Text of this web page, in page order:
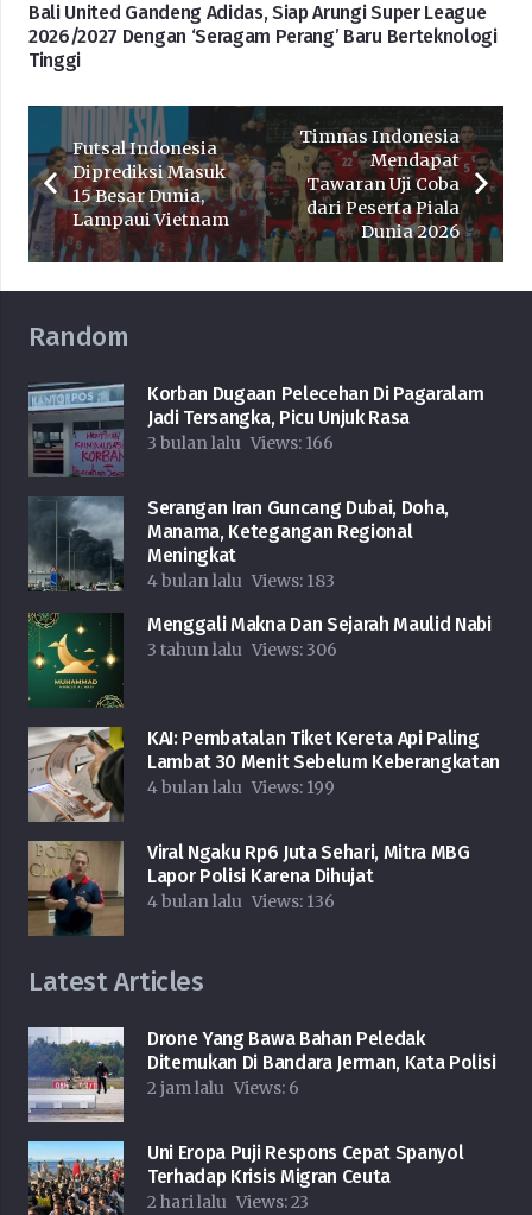
Bali United Gandeng Adidas, Siap Arungi Super League
2026/2027 Dengan ‘Seragam Perang’ Baru Berteknologi
Tinggi
Futsal Indonesia
Diprediksi Masuk
15 Besar Dunia,
Lampaui Vietnam
Timnas Indonesia
Mendapat
Tawaran Uji Coba
dari Peserta Piala
Dunia 2026
Random
Korban Dugaan Pelecehan Di Pagaralam
Jadi Tersangka, Picu Unjuk Rasa
3 bulan lalu Views: 166
Serangan Iran Guncang Dubai, Doha,
Manama, Ketegangan Regional
Meningkat
4 bulan lalu Views: 183
Menggali Makna Dan Sejarah Maulid Nabi
3 tahun lalu Views: 306
KAI: Pembatalan Tiket Kereta Api Paling
Lambat 30 Menit Sebelum Keberangkatan
4 bulan lalu Views: 199
Viral Ngaku Rp6 Juta Sehari, Mitra MBG
Lapor Polisi Karena Dihujat
4 bulan lalu Views: 136
Latest Articles
Drone Yang Bawa Bahan Peledak
Ditemukan Di Bandara Jerman, Kata Polisi
2 jam lalu Views: 6
Uni Eropa Puji Respons Cepat Spanyol
Terhadap Krisis Migran Ceuta
2 hari lalu Views:23